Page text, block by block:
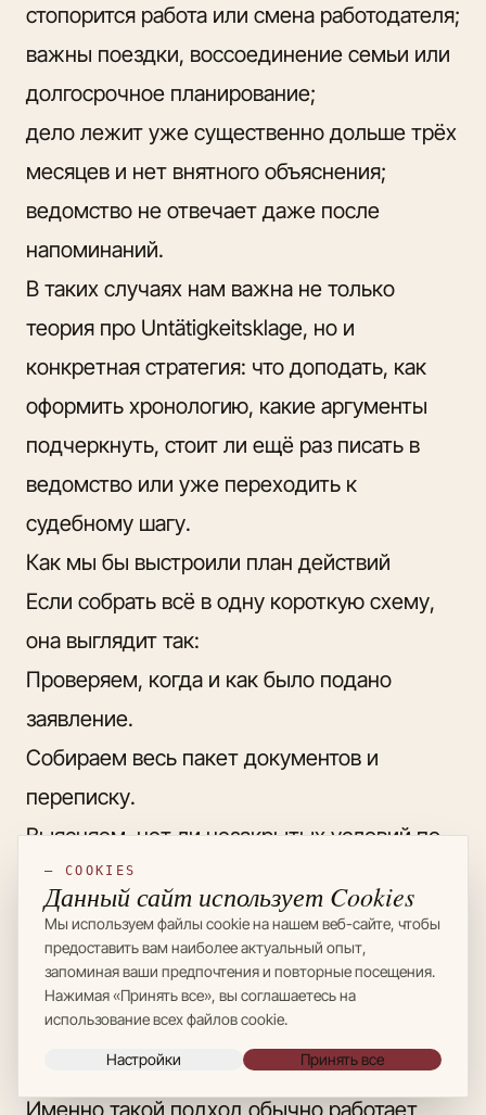
стопорится работа или смена работодателя;
важны поездки, воссоединение семьи или
долгосрочное планирование;
дело лежит уже существенно дольше трёх
месяцев и нет внятного объяснения;
ведомство не отвечает даже после
напоминаний.
В таких случаях нам важна не только
теория про Untätigkeitsklage, но и
конкретная стратегия: что доподать, как
оформить хронологию, какие аргументы
подчеркнуть, стоит ли ещё раз писать в
ведомство или уже переходить к
судебному шагу.
Как мы бы выстроили план действий
Если собрать всё в одну короткую схему,
она выглядит так:
Проверяем, когда и как было подано
заявление.
Собираем весь пакет документов и
переписку.
Выясняем, нет ли незакрытых условий по
ПМЖ или гражданству.
Отправляем короткое напоминание и
фиксируем это.
Если разумный срок прошёл, а движения
нет, оцениваем Untätigkeitsklage как
следующий шаг.
Именно такой подход обычно работает
— COOKIES
Данный сайт использует Cookies
Мы используем файлы cookie на нашем веб-сайте, чтобы
предоставить вам наиболее актуальный опыт,
запоминая ваши предпочтения и повторные посещения.
Нажимая «Принять все», вы соглашаетесь на
использование всех файлов cookie.
Настройки Принять все